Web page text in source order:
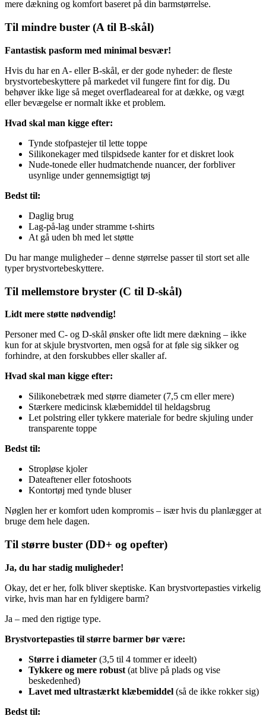
mere dækning og komfort baseret på din barmstørrelse.
Til mindre buster (A til B-skål)
Fantastisk pasform med minimal besvær!
Hvis du har en A- eller B-skål, er der gode nyheder: de fleste
brystvortebeskyttere på markedet vil fungere fint for dig. Du
behøver ikke lige så meget overfladeareal for at dække, og vægt
eller bevægelse er normalt ikke et problem.
Hvad skal man kigge efter:
Tynde stofpastejer til lette toppe
Silikonekager med tilspidsede kanter for et diskret look
Nude-tonede eller hudmatchende nuancer, der forbliver
usynlige under gennemsigtigt tøj
Bedst til:
Daglig brug
Lag-på-lag under stramme t-shirts
At gå uden bh med let støtte
Du har mange muligheder – denne størrelse passer til stort set alle
typer brystvortebeskyttere.
Til mellemstore bryster (C til D-skål)
Lidt mere støtte nødvendig!
Personer med C- og D-skål ønsker ofte lidt mere dækning – ikke
kun for at skjule brystvorten, men også for at føle sig sikker og
forhindre, at den forskubbes eller skaller af.
Hvad skal man kigge efter:
Silikonebetræk med større diameter (7,5 cm eller mere)
Stærkere medicinsk klæbemiddel til heldagsbrug
Let polstring eller tykkere materiale for bedre skjuling under
transparente toppe
Bedst til:
Stropløse kjoler
Dateaftener eller fotoshoots
Kontortøj med tynde bluser
Nøglen her er komfort uden kompromis – især hvis du planlægger at
bruge dem hele dagen.
Til større buster (DD+ og opefter)
Ja, du har stadig muligheder!
Okay, det er her, folk bliver skeptiske. Kan brystvortepasties virkelig
virke, hvis man har en fyldigere barm?
Ja – med den rigtige type.
Brystvortepasties til større barmer bør være:
Større i diameter (3,5 til 4 tommer er ideelt)
Tykkere og mere robust (at blive på plads og vise
beskedenhed)
Lavet med ultrastærkt klæbemiddel (så de ikke rokker sig)
Bedst til: